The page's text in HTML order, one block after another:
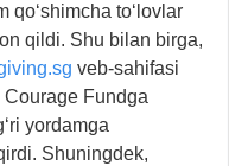
to‘lovlar
qildi. Shu bilan birga,
veb-sahifasi
Fundga
yordamga
Shuningdek,